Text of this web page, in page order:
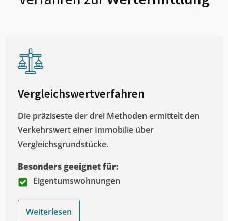
Vergleichswertverfahren
Die präziseste der drei Methoden ermittelt den
Verkehrswert einer Immobilie über
Vergleichsgrundstücke.
Besonders geeignet für:
Eigentumswohnungen
Weiterlesen